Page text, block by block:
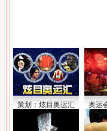
策划：炫目奥运汇 奥运